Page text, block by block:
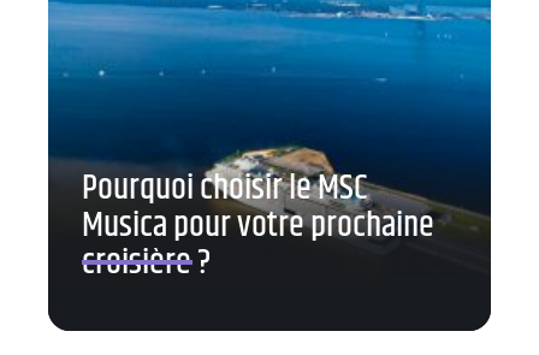
Pourquoi choisir le MSC
Musica pour votre prochaine
croisière ?